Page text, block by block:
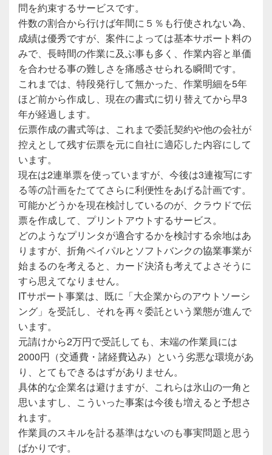
問を約束するサービスです。
件数の割合から行けば年間に５％も行使されない為、
成績は優秀ですが、案件によっては基本サポート料の
みで、長時間の作業に及ぶ事も多く、作業内容と単価
を合わせる事の難しさを痛感させられる瞬間です。
これまでは、特段発行して無かった、作業明細を5年
ほど前から作成し、現在の書式に切り替えてから早3
年が経過します。
伝票作成の書式等は、これまで委託契約や他の会社が
控えとして残す伝票を元に自社に適応した内容にして
います。
現在は2連単票を使っていますが、今後は3連複写にす
る等の計画をたててさらに利便性をあげる計画です。
可能かどうかを現在検討しているのが、クラウドで伝
票を作成して、プリントアウトするサービス。
どのようなプリンタが適合するかを検討する余地はあ
りますが、折角ペイパルとソフトバンクの協業事業が
始まるのを考えると、カード決済も考えてよさそうに
すら思えてなりません。
ITサポート事業は、既に「大企業からのアウトソーシ
ング」を受託し、それを再々委託という業態が進んで
います。
元請けから2万円で受託しても、末端の作業員には
2000円（交通費・諸経費込み）という劣悪な環境があ
り、とてもできるはずがありません。
具体的な企業名は避けますが、これらは氷山の一角と
思いますし、こういった事案は今後も増えると予想さ
れます。
作業員のスキルを計る基準はないのも事実問題と思う
ばかりです。